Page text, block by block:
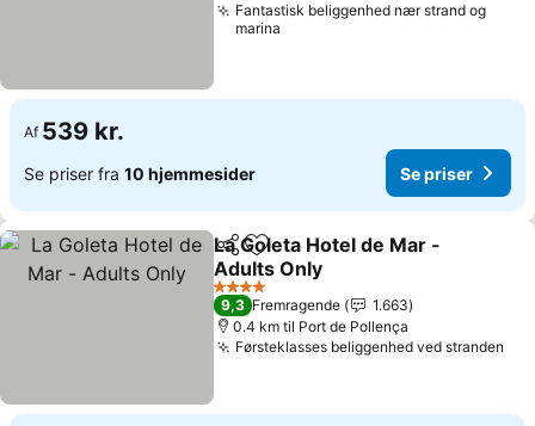
Fantastisk beliggenhed nær strand og
marina
Af 539 kr.
Se priser fra 10 hjemmesider Se priser
Del Føj til favoritter
La Goleta Hotel de Mar -
Adults Only
Se priser
4 Stjerner
9,3 Fremragende
1.663
0.4 km til Port de Pollença
Førsteklasses beliggenhed ved stranden